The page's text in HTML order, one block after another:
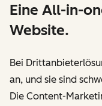
Eine All-in-
Website.
Bei
an, und sie sind
Die Content-